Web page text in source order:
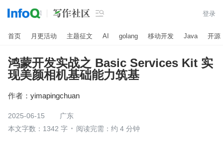
 登录
首页 月更活动 主题征文 AI golang 移动开发 Java 开源
鸿蒙开发实战之 Basic Services Kit 实
现美颜相机基础能力筑基
作者： yimapingchuan
2025-06-15
广东
本文字数：1342 字
阅读完需：约 4 分钟